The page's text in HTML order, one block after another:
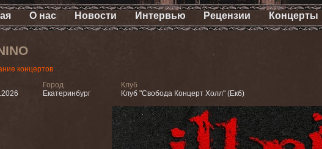
О нас Новости Интервью Рецензии Концерты
концертов
Город
Екатеринбург
Клуб
Клуб "Свобода Концерт Холл" (Екб)